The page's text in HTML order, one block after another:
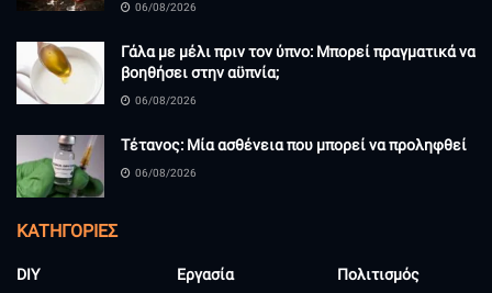
06/08/2026
Γάλα με μέλι πριν τον ύπνο: Μπορεί πραγματικά να
βοηθήσει στην αϋπνία;
06/08/2026
Τέτανος: Μία ασθένεια που μπορεί να προληφθεί
06/08/2026
KΑΤΗΓΟΡΊΕΣ
DIY
Εργασία
Πολιτισμός